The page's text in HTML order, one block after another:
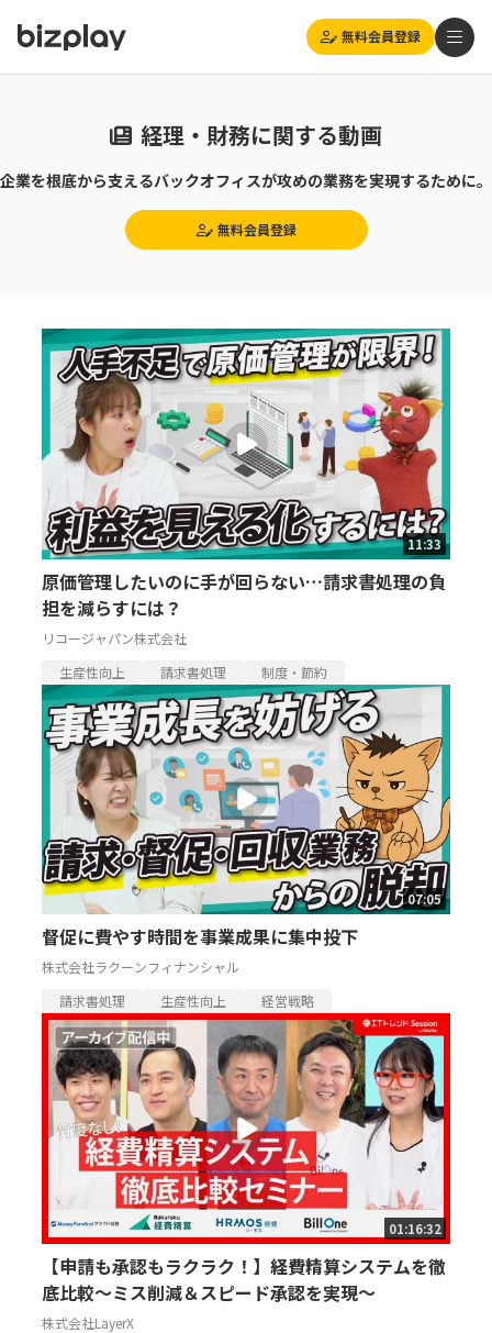
無料会員登録
経理・財務に関する動画
企業を根底から支えるバックオフィスが攻めの業務を実現するために。
無料会員登録
11:33
原価管理したいのに手が回らない…請求書処理の負
担を減らすには？
リコージャパン株式会社
生産性向上
請求書処理 制度・節約
07:05
督促に費やす時間を事業成果に集中投下
株式会社ラクーンフィナンシャル
請求書処理
生産性向上 経営戦略
01:16:32
【申請も承認もラクラク！】経費精算システムを徹
底比較～ミス削減＆スピード承認を実現～
株式会社LayerX